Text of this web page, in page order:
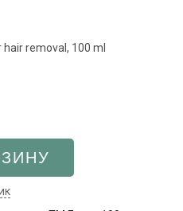
removal, 100 ml